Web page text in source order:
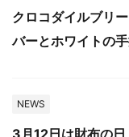
クロコダイルブリ
バーとホワイトの
NEWS
3月12日は財布の日